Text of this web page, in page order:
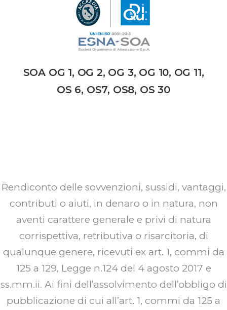
SOA OG 1, OG 2, OG 3, OG 10, OG 11,
OS 6, OS7, OS8, OS 30
Rendiconto delle sovvenzioni, sussidi, vantaggi,
contributi o aiuti, in denaro o in natura, non
aventi carattere generale e privi di natura
corrispettiva, retributiva o risarcitoria, di
qualunque genere, ricevuti ex art. 1, commi da
125 a 129, Legge n.124 del 4 agosto 2017 e
ss.mm.ii. Ai fini dell’assolvimento dell’obbligo di
pubblicazione di cui all’art. 1, commi da 125 a